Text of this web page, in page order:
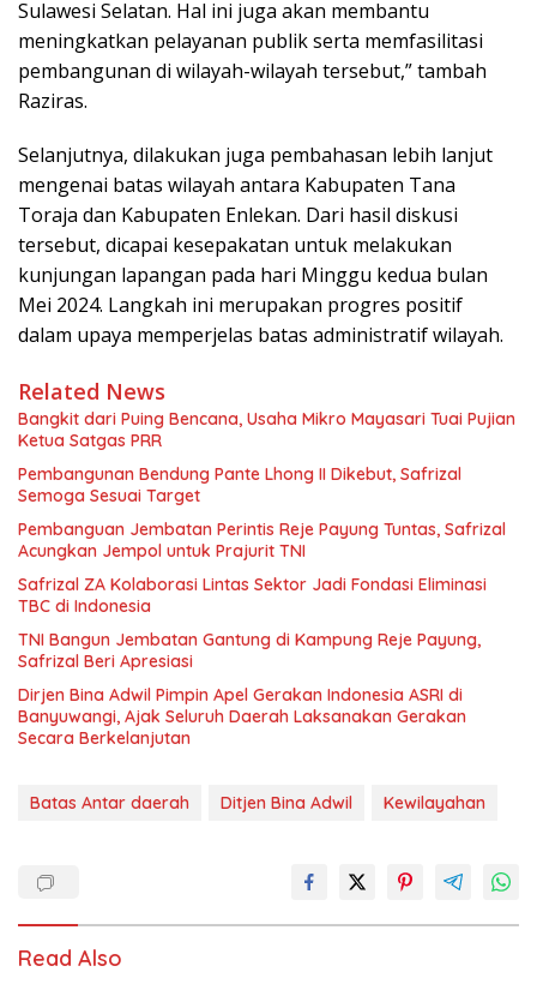
Sulawesi Selatan. Hal ini juga akan membantu
meningkatkan pelayanan publik serta memfasilitasi
pembangunan di wilayah-wilayah tersebut,” tambah
Raziras.
Selanjutnya, dilakukan juga pembahasan lebih lanjut
mengenai batas wilayah antara Kabupaten Tana
Toraja dan Kabupaten Enlekan. Dari hasil diskusi
tersebut, dicapai kesepakatan untuk melakukan
kunjungan lapangan pada hari Minggu kedua bulan
Mei 2024. Langkah ini merupakan progres positif
dalam upaya memperjelas batas administratif wilayah.
Related News
Bangkit dari Puing Bencana, Usaha Mikro Mayasari Tuai Pujian
Ketua Satgas PRR
Pembangunan Bendung Pante Lhong II Dikebut, Safrizal
Semoga Sesuai Target
Pembanguan Jembatan Perintis Reje Payung Tuntas, Safrizal
Acungkan Jempol untuk Prajurit TNI
Safrizal ZA Kolaborasi Lintas Sektor Jadi Fondasi Eliminasi
TBC di Indonesia
TNI Bangun Jembatan Gantung di Kampung Reje Payung,
Safrizal Beri Apresiasi
Dirjen Bina Adwil Pimpin Apel Gerakan Indonesia ASRI di
Banyuwangi, Ajak Seluruh Daerah Laksanakan Gerakan
Secara Berkelanjutan
Batas Antar daerah Ditjen Bina Adwil Kewilayahan
Read Also